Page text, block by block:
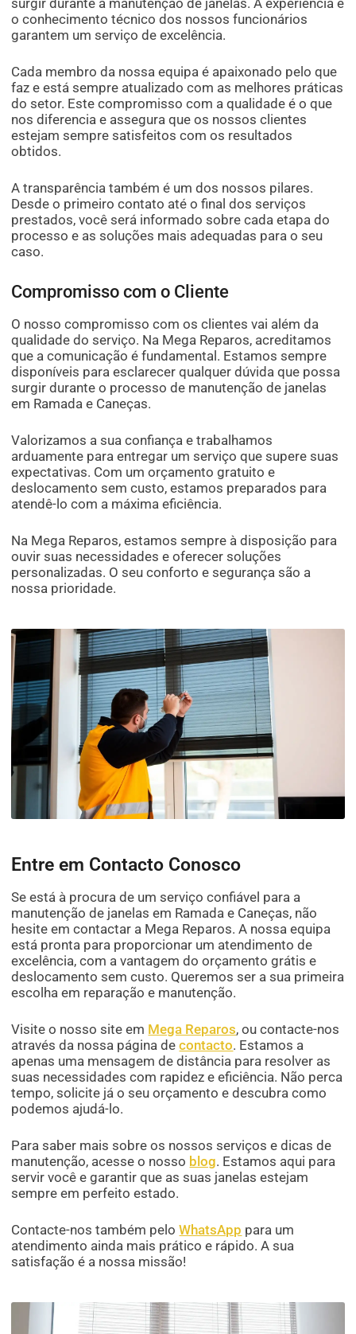
o conhecimento técnico dos nossos funcionários
garantem um serviço de excelência.
Cada membro da nossa equipa é apaixonado pelo que
faz e está sempre atualizado com as melhores práticas
do setor. Este compromisso com a qualidade é o que
nos diferencia e assegura que os nossos clientes
estejam sempre satisfeitos com os resultados
obtidos.
A transparência também é um dos nossos pilares.
Desde o primeiro contato até o final dos serviços
prestados, você será informado sobre cada etapa do
processo e as soluções mais adequadas para o seu
caso.
Compromisso com o Cliente
O nosso compromisso com os clientes vai além da
qualidade do serviço. Na Mega Reparos, acreditamos
que a comunicação é fundamental. Estamos sempre
disponíveis para esclarecer qualquer dúvida que possa
surgir durante o processo de manutenção de janelas
em Ramada e Caneças.
Valorizamos a sua confiança e trabalhamos
arduamente para entregar um serviço que supere suas
expectativas. Com um orçamento gratuito e
deslocamento sem custo, estamos preparados para
atendê-lo com a máxima eficiência.
Na Mega Reparos, estamos sempre à disposição para
ouvir suas necessidades e oferecer soluções
personalizadas. O seu conforto e segurança são a
nossa prioridade.
Entre em Contacto Conosco
Se está à procura de um serviço confiável para a
manutenção de janelas em Ramada e Caneças, não
hesite em contactar a Mega Reparos. A nossa equipa
está pronta para proporcionar um atendimento de
excelência, com a vantagem do orçamento grátis e
deslocamento sem custo. Queremos ser a sua primeira
escolha em reparação e manutenção.
Visite o nosso site em Mega Reparos, ou contacte-nos
através da nossa página decontacto. Estamos a
apenas uma mensagem de distância para resolver as
suas necessidades com rapidez e eficiência. Não perca
tempo, solicite já o seu orçamento e descubra como
podemos ajudá-lo.
Para saber mais sobre os nossos serviços e dicas de
manutenção, acesse o nosso blog. Estamos aqui para
servir você e garantir que as suas janelas estejam
sempre em perfeito estado.
Contacte-nos também peloWhatsApp para um
atendimento ainda mais prático e rápido. A sua
satisfação é a nossa missão!